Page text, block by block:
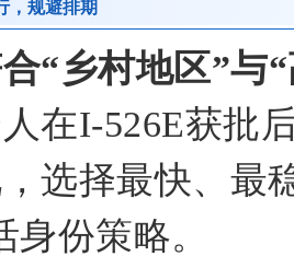
，规避排期
“乡村地区”与
在I-526E获批
选择最快、最
身份策略。